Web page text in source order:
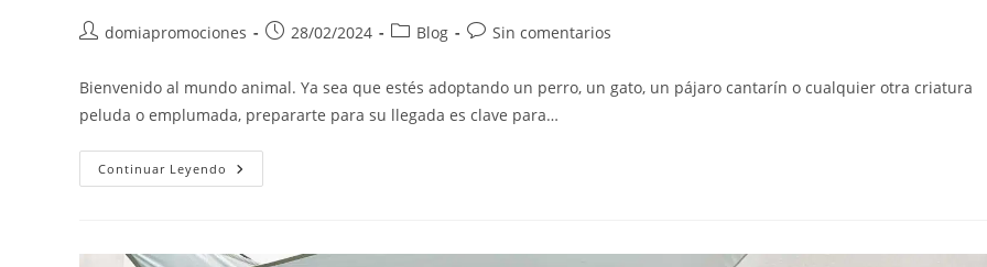
domiapromociones 28/02/2024 Blog Sin comentarios
Bienvenido al mundo animal. Ya sea que estés adoptando un perro, un gato, un pájaro cantarín o cualquier otra criatura
peluda o emplumada, prepararte para su llegada es clave para…
Continuar Leyendo